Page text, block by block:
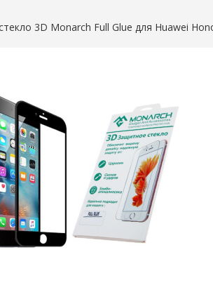
3D Monarch Full Glue для Huawei